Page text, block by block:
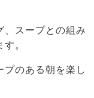
、スープとの組み
。
プのある朝を楽し